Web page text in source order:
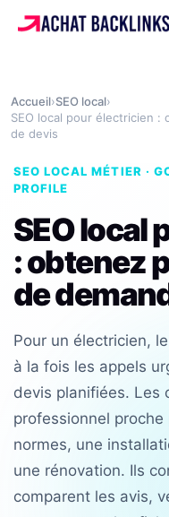
Accueil›SEO local›
SEO local pour électricien :
de devis
SEO LOCAL MÉTIER ·
PROFILE
SEO local
: obtenez
de
Pour un électricien,
à la fois les appels
devis planifiées. Les
professionnel
normes, une
une rénovation. Ils
comparent les avis,